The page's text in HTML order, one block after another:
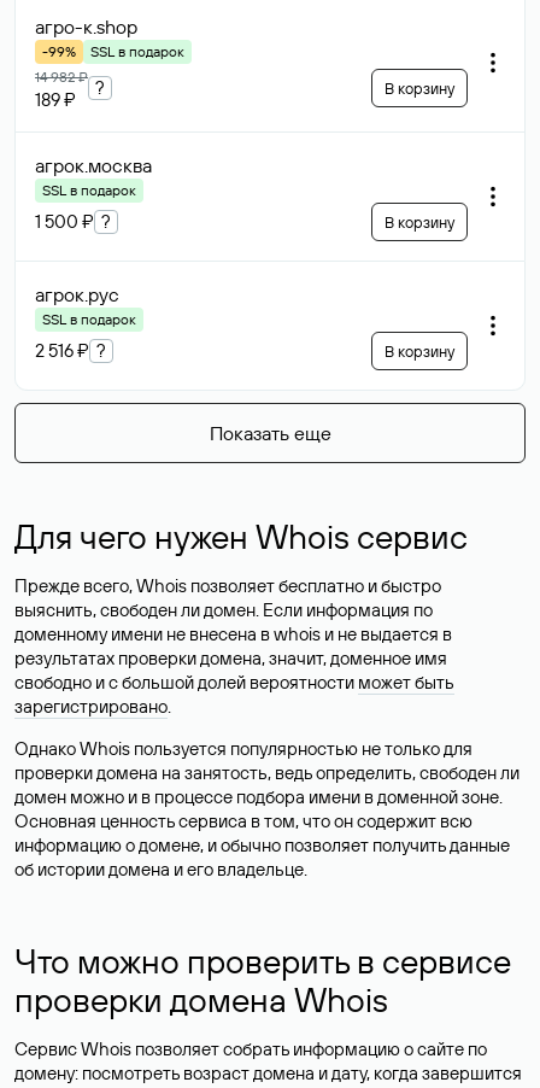
агро-к.shop
-99%
SSL в подарок
14 982 ₽
189 ₽
? В корзину
агрок.москва
SSL в подарок
1 500 ₽ ? В корзину
агрок.рус
SSL в подарок
2 516 ₽ ? В корзину
Показать еще
Для чего нужен Whois сервис
Прежде всего, Whois позволяет бесплатно и быстро
выяснить, свободен ли домен. Если информация по
доменному имени не внесена в whois и не выдается в
результатах проверки домена, значит, доменное имя
свободно и с большой долей вероятности может быть
зарегистрировано.
Однако Whois пользуется популярностью не только для
проверки домена на занятость, ведь определить, свободен ли
домен можно и в процессе подбора имени в доменной зоне.
Основная ценность сервиса в том, что он содержит всю
информацию о домене, и обычно позволяет получить данные
об истории домена и его владельце.
Что можно проверить в сервисе
проверки домена Whois
Сервис Whois позволяет собрать информацию о сайте по
домену: посмотреть возраст домена и дату, когда завершится